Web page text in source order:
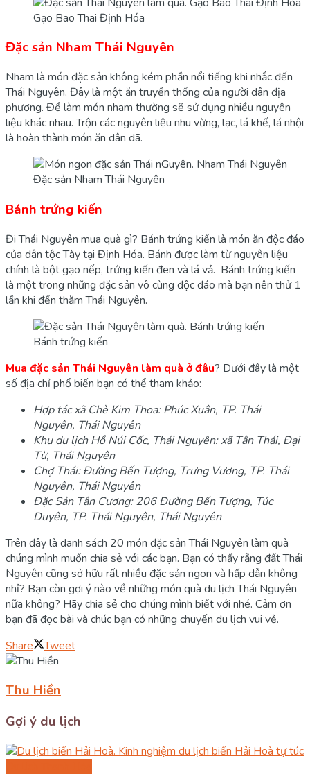
Gạo Bao Thai Định Hóa
Đặc sản Nham Thái Nguyên
Nham là món đặc sản không kém phần nổi tiếng khi nhắc đến
Thái Nguyên. Đây là một ăn truyền thống của người dân địa
phương. Để làm món nham thường sẽ sử dụng nhiều nguyên
liệu khác nhau. Trộn các nguyên liệu nhu vừng, lạc, lá khế, lá nhội
là hoàn thành món ăn dân dã.
Đặc sản Nham Thái Nguyên
Bánh trứng kiến
Đi Thái Nguyên mua quà gì? Bánh trứng kiến là món ăn độc đáo
của dân tộc Tày tại Định Hóa. Bánh được làm từ nguyên liệu
chính là bột gạo nếp, trứng kiến đen và lá vả. Bánh trứng kiến
là một trong những đặc sản vô cùng độc đáo mà bạn nên thử 1
lần khi đến thăm Thái Nguyên.
Bánh trứng kiến
Mua đặc sản Thái Nguyên làm quà ở đâu? Dưới đây là một
số địa chỉ phổ biến bạn có thể tham khảo:
Hợp tác xã Chè Kim Thoa: Phúc Xuân, TP. Thái
Nguyên, Thái Nguyên
Khu du lịch Hồ Núi Cốc, Thái Nguyên: xã Tân Thái, Đại
Từ, Thái Nguyên
Chợ Thái: Đường Bến Tượng, Trưng Vương, TP. Thái
Nguyên, Thái Nguyên
Đặc Sản Tân Cương: 206 Đường Bến Tượng, Túc
Duyên, TP. Thái Nguyên, Thái Nguyên
Trên đây là danh sách 20 món đặc sản Thái Nguyên làm quà
chúng mình muốn chia sẻ với các bạn. Bạn có thấy rằng đất Thái
Nguyên cũng sở hữu rất nhiều đặc sản ngon và hấp dẫn không
nhỉ? Bạn còn gợi ý nào về những món quà du lịch Thái Nguyên
nữa không? Hãy chia sẻ cho chúng mình biết với nhé. Cảm ơn
bạn đã đọc bài và chúc bạn có những chuyến du lịch vui vẻ.
Share
Tweet
Thu Hiền
Gợi ý du lịch